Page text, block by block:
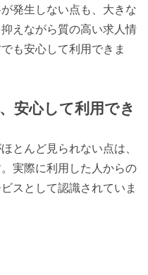
発生しない点も、大きな
えながら質の高い求人情
も安心して利用できま
安心して利用でき
とんど見られない点は、
実際に利用した人からの
スとして認識されていま